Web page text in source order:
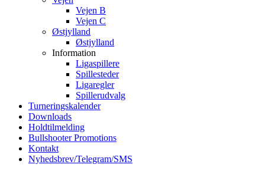
Vejen B
Vejen C
Østjylland
Østjylland
Information
Ligaspillere
Spillesteder
Ligaregler
Spillerudvalg
Turneringskalender
Downloads
Holdtilmelding
Bullshooter Promotions
Kontakt
Nyhedsbrev/Telegram/SMS